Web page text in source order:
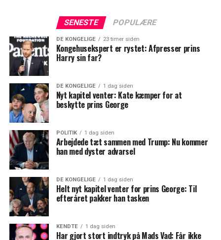
SENESTE POPULÆRE
DE KONGELIGE 23 timer siden
Kongehusekspert er rystet: Afpresser prins
Harry sin far?
DE KONGELIGE 1 dag siden
Nyt kapitel venter: Kate kæmper for at
beskytte prins George
POLITIK 1 dag siden
Arbejdede tæt sammen med Trump: Nu kommer
han med dyster advarsel
DE KONGELIGE 1 dag siden
Helt nyt kapitel venter for prins George: Til
efteråret pakker han tasken
KENDTE 1 dag siden
Har gjort stort indtryk på Mads Vad: Får ikke